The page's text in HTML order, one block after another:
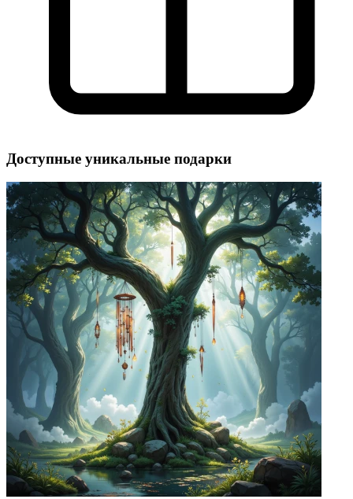
Доступные уникальные подарки